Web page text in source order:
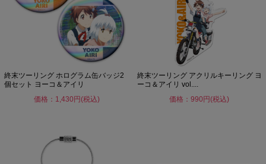
終末ツーリング ホログラム缶バッジ2
個セット ヨーコ＆アイリ
価格：1,430円(税込)
終末ツーリング アクリルキーリング ヨ
ーコ＆アイリ vol....
価格：990円(税込)